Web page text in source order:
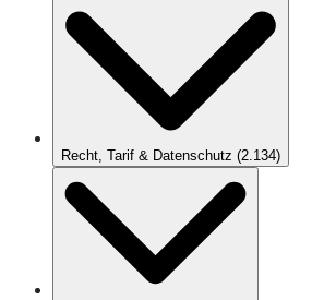
Recht, Tarif & Datenschutz (2.134)